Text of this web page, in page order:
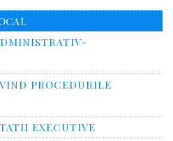
PROCEDURILE
EXECUTIVE